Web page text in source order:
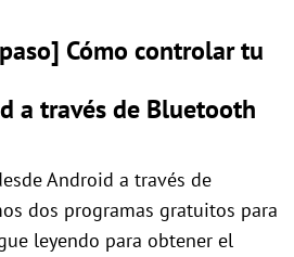
Cómo controlar tu
a través de Bluetooth
Android a través de
dos programas gratuitos para
leyendo para obtener el